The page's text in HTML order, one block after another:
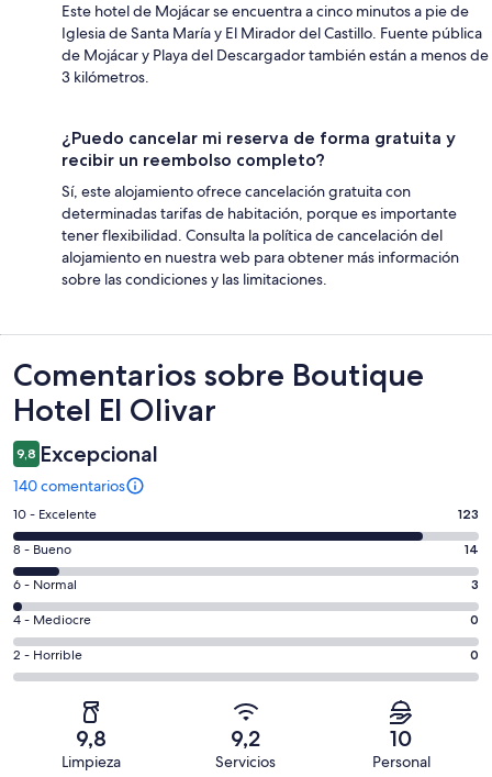
Este hotel de Mojácar se encuentra a cinco minutos a pie de
Iglesia de Santa María y El Mirador del Castillo. Fuente pública
de Mojácar y Playa del Descargador también están a menos de
3 kilómetros.
¿Puedo cancelar mi reserva de forma gratuita y
recibir un reembolso completo?
Sí, este alojamiento ofrece cancelación gratuita con
determinadas tarifas de habitación, porque es importante
tener flexibilidad. Consulta la política de cancelación del
alojamiento en nuestra web para obtener más información
sobre las condiciones y las limitaciones.
Comentarios
Comentarios sobre Boutique
Hotel El Olivar
9,8 Excepcional
140 comentarios
123
comentarios
de
un
total
de
140
con
puntuación
10 - Excelente 123
14
comentarios
de
un
total
de
puntuación
8 - Bueno 14
3
comentarios
de
un
total
6 - Normal 3
0
comentarios
de
4 - Mediocre 0
0
comentarios
2 - Horrible 0
9,8
Limpieza
9,2
Servicios
10
Personal